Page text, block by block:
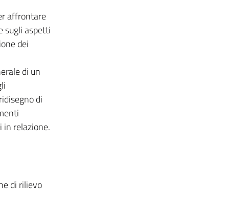
affrontare
sugli aspetti
dei
di un
di
in relazione.
di rilievo